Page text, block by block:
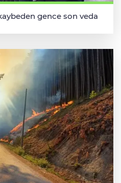
gence son veda